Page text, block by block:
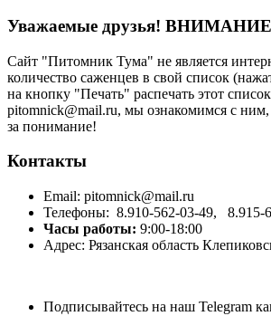
Уважаемые друзья!
Сайт "Питомник Тума" не является
количество саженцев в свой список
на кнопку "Печать" распечать этот
рitоmniсk@mаil.ru, мы ознакомимся с
за понимание!
Контакты
Email: pitomnick@mail.ru
Телефоны: 8.910-562-03-49, 8.915-
Часы работы: 9:00-18:00
Адрес: Рязанская область
Подписывайтесь на наш Telegram